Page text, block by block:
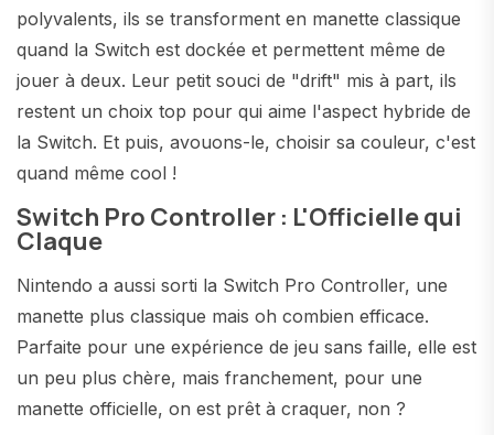
polyvalents, ils se transforment en manette classique
quand la Switch est dockée et permettent même de
jouer à deux. Leur petit souci de "drift" mis à part, ils
restent un choix top pour qui aime l'aspect hybride de
la Switch. Et puis, avouons-le, choisir sa couleur, c'est
quand même cool !
Switch Pro Controller : L'Officielle qui
Claque
Nintendo a aussi sorti la Switch Pro Controller, une
manette plus classique mais oh combien efficace.
Parfaite pour une expérience de jeu sans faille, elle est
un peu plus chère, mais franchement, pour une
manette officielle, on est prêt à craquer, non ?